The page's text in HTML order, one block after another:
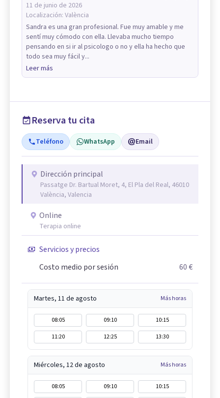
11 de junio de 2026
Localización: València
Sandra es una gran profesional. Fue muy amable y me
sentí muy cómodo con ella. Llevaba mucho tiempo
pensando en si ir al psicologo o no y ella ha hecho que
todo sea muy fácil y...
Leer más
Reserva tu cita
Teléfono WhatsApp Email
Dirección principal
Passatge Dr. Bartual Moret, 4, El Pla del Real, 46010
València, Valencia
Online
Terapia online
Servicios y precios
Costo medio por sesión
60 €
Martes, 11 de agosto Más horas
08:05 09:10
10:15
11:20
12:25 13:30
Miércoles, 12 de agosto Más horas
08:05 09:10
10:15